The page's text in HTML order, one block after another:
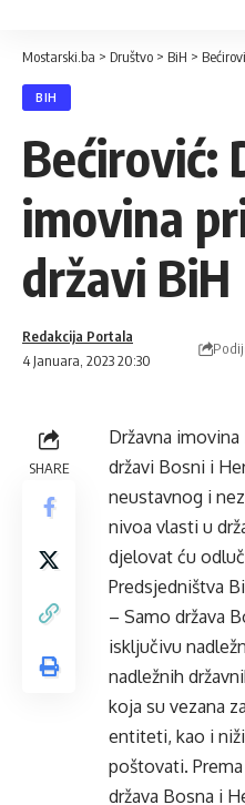
Mostarski.ba > Društvo > BiH >
BIH
Bećirović:
imovina
državi BiH
4 Januara, 2023 20:30
Redakcija Portala
SHARE
Državna
državi Bosni i
neustavnog i
nivoa vlasti u
djelovat ću
Predsjedništva
– Samo država
isključivu
nadležnih
koja su vezana
entiteti, kao i
poštovati.
država Bosna i